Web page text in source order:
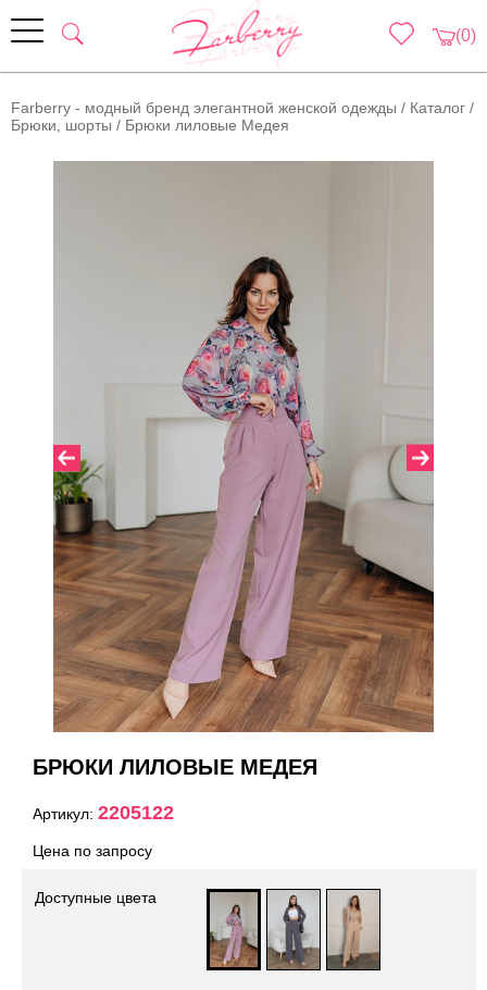
(0)
Farberry - модный бренд элегантной женской одежды / Каталог /
Брюки, шорты / Брюки лиловые Медея
БРЮКИ ЛИЛОВЫЕ МЕДЕЯ
Артикул: 2205122
Цена по запросу
Доступные цвета